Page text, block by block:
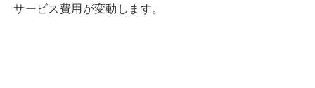
サービス費用が変動します。